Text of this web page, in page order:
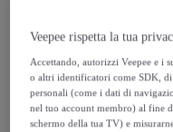
JOYELLE
Anello Texture in
in Pavé di Cubic
Veepee rispetta la tua
Accettando, autorizzi Veepee e i
o altri identificatori come SDK,
personali (come i dati di
nel tuo account membro) al fine
schermo della tua TV) e